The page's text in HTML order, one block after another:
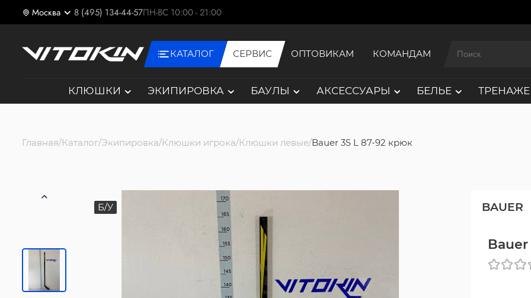
Москва 8 (495) 134-44-57ПН-ВС 10:00 - 21:00
КАТАЛОГ СЕРВИС ОПТОВИКАМ КОМАНДАМ
КЛЮШКИ ЭКИПИРОВКА БАУЛЫ АКСЕССУАРЫ БЕЛЬЕ
Главная Каталог Экипировка Клюшки игрока Клюшки левые Bauer 3S L 87-92 крюк
Б/У BAUER